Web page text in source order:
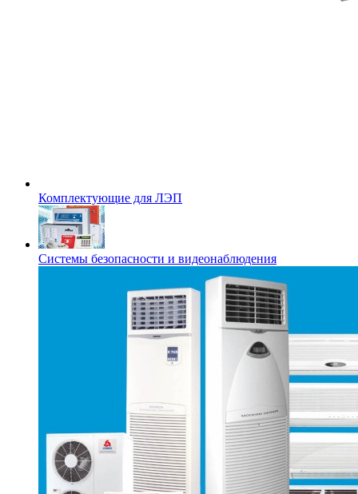
Комплектующие для ЛЭП
Системы безопасности и видеонаблюдения